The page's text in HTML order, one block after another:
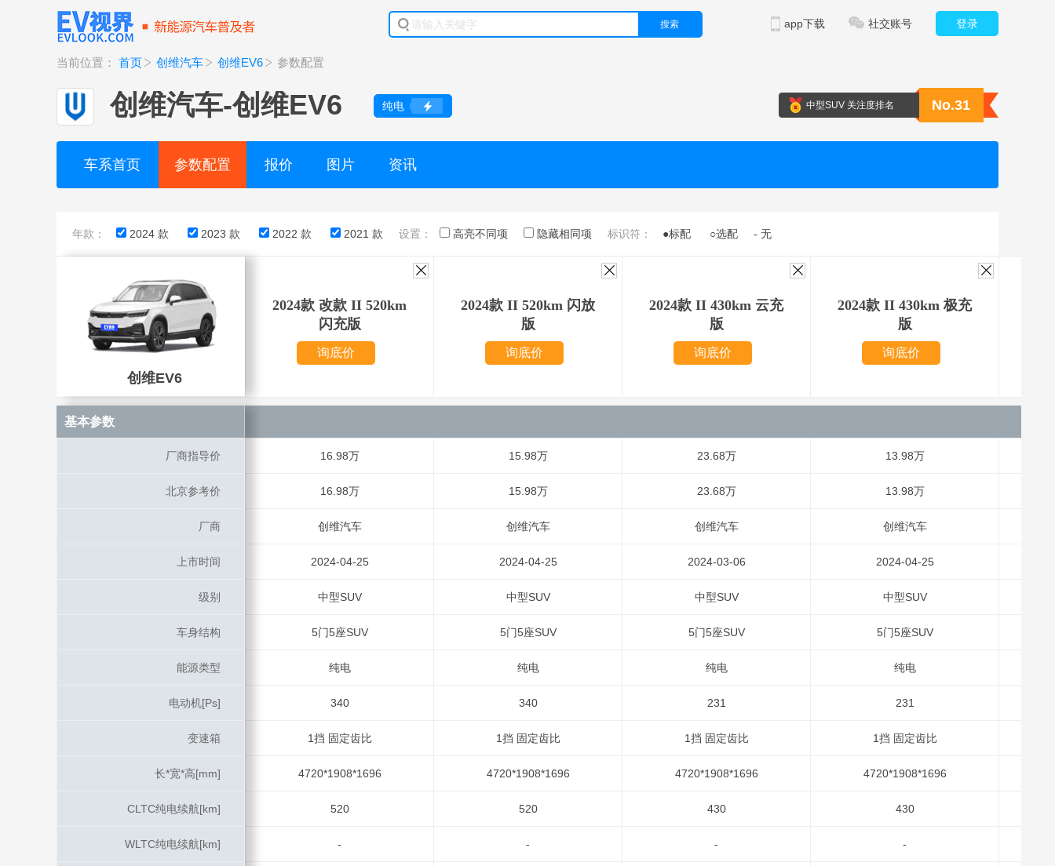
搜索 登录
社交账号
app下载
当前位置： 首页 创维汽车 创维EV6 参数配置
创维汽车-创维EV6 纯电 中型SUV 关注度排名 No.31
车系首页 参数配置 报价 图片 资讯
年款： 2024 款 2023 款 2022 款 2021 款 设置： 高亮不同项 隐藏相同项 标识符： ●标配 ○选配 - 无
创维EV6
创维EV6
2024款 改款 II 520km
闪充版
询底价
2024款 II 520km 闪放
版
询底价
2024款 II 430km 云充
版
询底价
2024款 II 430km 极充
版
询底价
基本参数
厂商指导价 16.98万 15.98万 23.68万 13.98万
北京参考价 16.98万 15.98万 23.68万 13.98万
厂商 创维汽车 创维汽车 创维汽车 创维汽车
上市时间 2024-04-25 2024-04-25 2024-03-06 2024-04-25
级别 中型SUV 中型SUV 中型SUV 中型SUV
车身结构 5门5座SUV 5门5座SUV 5门5座SUV 5门5座SUV
能源类型 纯电 纯电 纯电 纯电
电动机[Ps] 340 340 231 231
变速箱 1挡 固定齿比 1挡 固定齿比 1挡 固定齿比 1挡 固定齿比
长*宽*高[mm] 4720*1908*1696 4720*1908*1696 4720*1908*1696 4720*1908*1696
CLTC纯电续航[km] 520 520 430 430
WLTC纯电续航[km] - - - -
基本参数
厂商指导价
北京参考价
厂商
上市时间
级别
车身结构
能源类型
电动机[Ps]
变速箱
长*宽*高[mm]
CLTC纯电续航[km]
WLTC纯电续航[km]